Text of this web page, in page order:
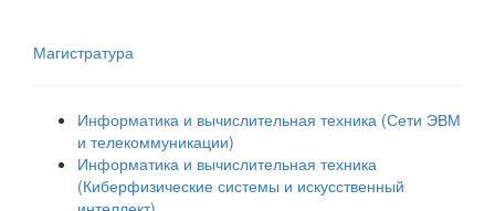
Магистратура
Информатика и вычислительная техника (Сети ЭВМ
и телекоммуникации)
Информатика и вычислительная техника
(Киберфизические системы и искусственный